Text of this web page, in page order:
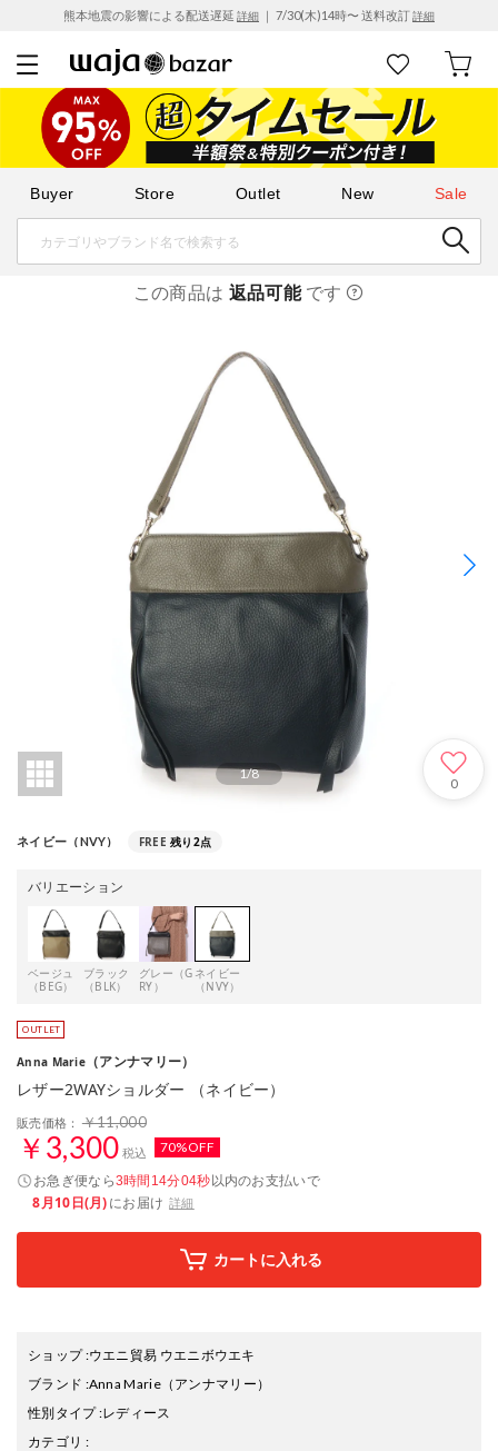
熊本地震の影響による配送遅延 詳細 ｜ 7/30(木)14時〜 送料改訂詳細
Buyer Store Outlet New Sale
この商品は 返品可能です
1/8
0
ネイビー（NVY） FREE 残り2点
バリエーション
ベージュ
（BEG）
ブラック
（BLK）
グレー（G
RY）
ネイビー
（NVY）
Anna Marie （アンナマリー）
レザー2WAYショルダー （ネイビー）
販売価格： ￥11,000
￥3,300 税込 70%OFF
お急ぎ便なら3時間14分03秒以内のお支払いで
8月10日(月)にお届け 詳細
カートに入れる
ショップ:ウエニ貿易 ウエニボウエキ
ブランド :Anna Marie（アンナマリー）
性別タイプ:レディース
カテゴリ :